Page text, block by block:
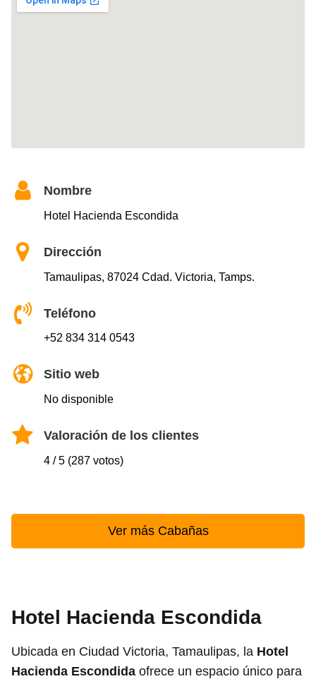
Nombre
Hotel Hacienda Escondida
Dirección
Tamaulipas, 87024 Cdad. Victoria, Tamps.
Teléfono
+52 834 314 0543
Sitio web
No disponible
Valoración de los clientes
4 / 5 (287 votos)
Ver más Cabañas
Hotel Hacienda Escondida
Ubicada en Ciudad Victoria, Tamaulipas, la Hotel
Hacienda Escondida ofrece un espacio único para